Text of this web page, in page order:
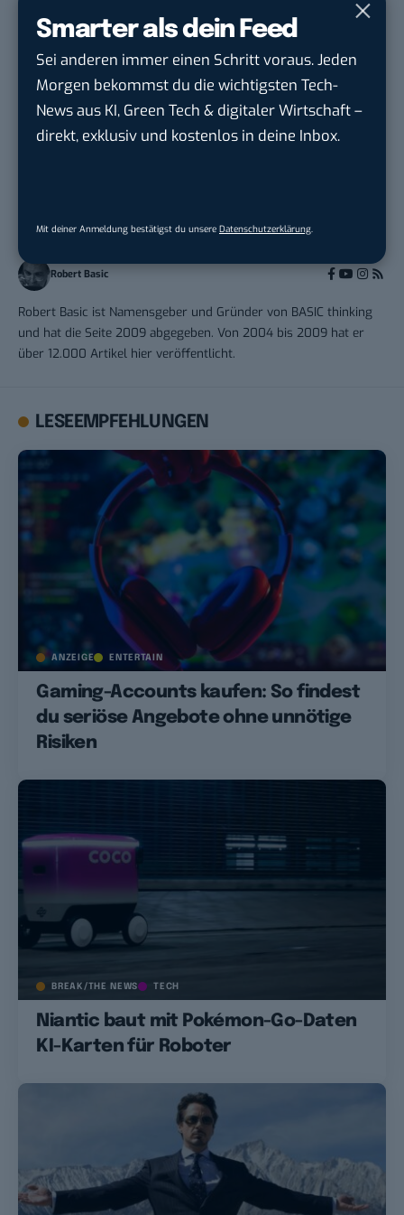
Smarter als dein Feed
Sei anderen immer einen Schritt voraus. Jeden
Morgen bekommst du die wichtigsten Tech-
News aus KI, Green Tech & digitaler Wirtschaft –
direkt, exklusiv und kostenlos in deine Inbox.
Mit deiner Anmeldung bestätigst du unsere Datenschutzerklärung.
Hermann Sewerin GmbHinGütersloh
THEMEN: GAMING
Robert Basic
Robert Basic ist Namensgeber und Gründer von BASIC thinking
und hat die Seite 2009 abgegeben. Von 2004 bis 2009 hat er
über 12.000 Artikel hier veröffentlicht.
LESEEMPFEHLUNGEN
ANZEIGE ENTERTAIN
Gaming-Accounts kaufen: So findest
du seriöse Angebote ohne unnötige
Risiken
BREAK/THE NEWS TECH
Niantic baut mit Pokémon-Go-Daten
KI-Karten für Roboter